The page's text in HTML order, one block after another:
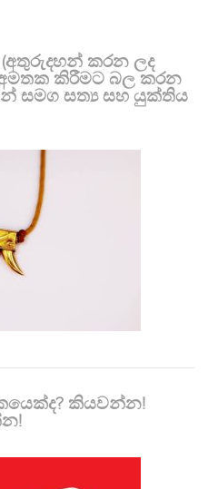
කරන ලද
කිරීමට බල කරන
සමග සත්‍ය සහ යුක්තිය
කියවන්න!